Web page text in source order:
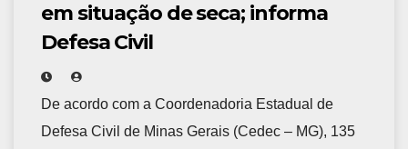
em situação de seca; informa
Defesa Civil
De acordo com a Coordenadoria Estadual de
Defesa Civil de Minas Gerais (Cedec – MG), 135